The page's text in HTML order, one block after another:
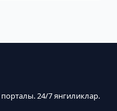
24/7 янгиликлар.